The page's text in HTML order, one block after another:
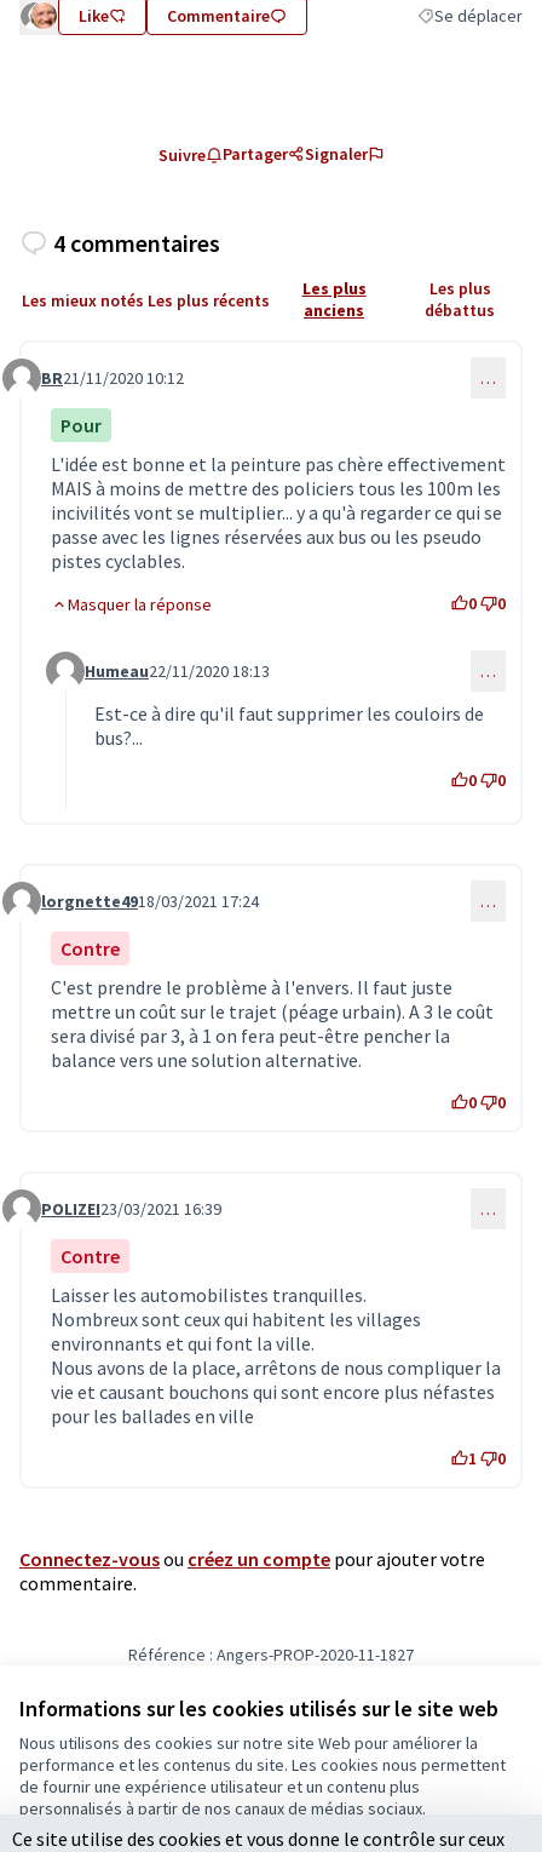
Informations sur les cookies utilisés sur le site web
Nous utilisons des cookies sur notre site Web pour améliorer la
performance et les contenus du site. Les cookies nous permettent
de fournir une expérience utilisateur et un contenu plus
personnalisés à partir de nos canaux de médias sociaux.
Tout accepter
Like Commentaire Filtrer les
Se déplacer
Suivre Partager Signaler
4 commentaires
Les mieux notés Les plus récents
Les plus
anciens
Les plus
débattus
Commentaire 2245
BR21/11/2020 10:12 …
Pour
L'idée est bonne et la peinture pas chère effectivement
MAIS à moins de mettre des policiers tous les 100m les
incivilités vont se multiplier... y a qu'à regarder ce qui se
passe avec les lignes réservées aux bus ou les pseudo
pistes cyclables.
Masquer la réponse 0 0
Commentaire 2252 (réponse au commentaire 2245)
Humeau22/11/2020 18:13 …
Est-ce à dire qu'il faut supprimer les couloirs de
bus?...
0 0
Commentaire 2894
lorgnette4918/03/2021 17:24 …
Contre
C'est prendre le problème à l'envers. Il faut juste
mettre un coût sur le trajet (péage urbain). A 3 le coût
sera divisé par 3, à 1 on fera peut-être pencher la
balance vers une solution alternative.
0 0
Commentaire 3001
POLIZEI23/03/2021 16:39 …
Contre
Laisser les automobilistes tranquilles.
Nombreux sont ceux qui habitent les villages
environnants et qui font la ville.
Nous avons de la place, arrêtons de nous compliquer la
vie et causant bouchons qui sont encore plus néfastes
pour les ballades en ville
1 0
Connectez-vousou créez un compte pour ajouter votre
commentaire.
Référence : Angers-PROP-2020-11-1827
Conditions d'utilisation
Paramètres des cookies
Ecrivons Angers sur X
(Lien externe)
Ecrivons Angers sur Facebook
(Lien externe)
Ce site utilise des cookies et vous donne le contrôle sur ceux